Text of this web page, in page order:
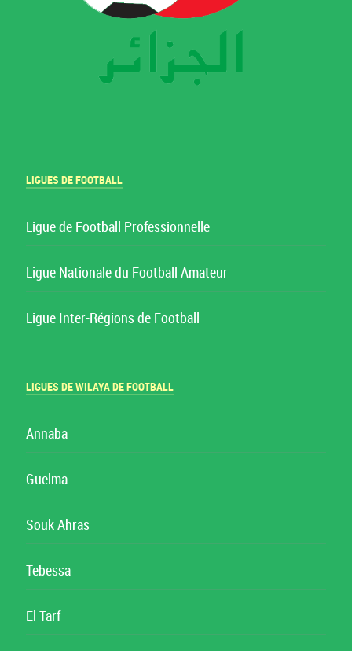
LIGUES DE FOOTBALL
Ligue de Football Professionnelle
Ligue Nationale du Football Amateur
Ligue Inter-Régions de Football
LIGUES DE WILAYA DE FOOTBALL
Annaba
Guelma
Souk Ahras
Tebessa
El Tarf